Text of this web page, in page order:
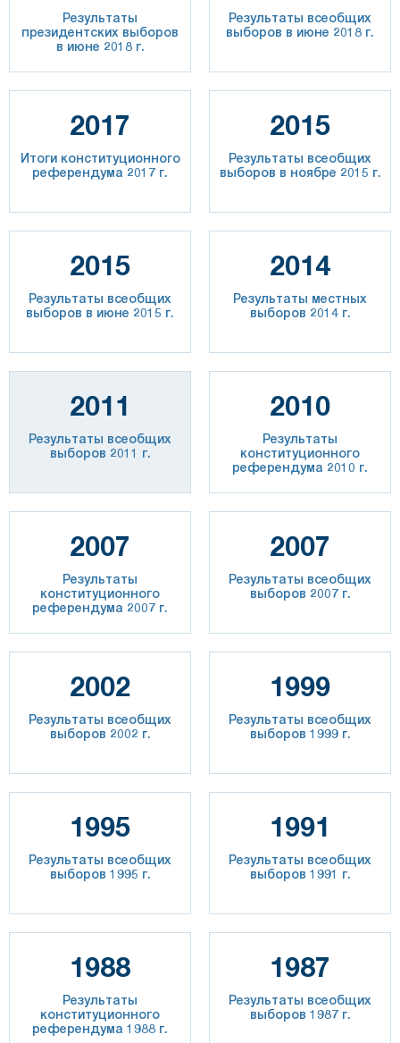
Результаты
президентских выборов
в июне 2018 г.
Результаты всеобщих
выборов в июне 2018 г.
2017
Итоги конституционного
референдума 2017 г.
2015
Результаты всеобщих
выборов в ноябре 2015 г.
2015
Результаты всеобщих
выборов в июне 2015 г.
2014
Результаты местных
выборов 2014 г.
2011
Результаты всеобщих
выборов 2011 г.
2010
Результаты
конституционного
референдума 2010 г.
2007
Результаты
конституционного
референдума 2007 г.
2007
Результаты всеобщих
выборов 2007 г.
2002
Результаты всеобщих
выборов 2002 г.
1999
Результаты всеобщих
выборов 1999 г.
1995
Результаты всеобщих
выборов 1995 г.
1991
Результаты всеобщих
выборов 1991 г.
1988
Результаты
конституционного
референдума 1988 г.
1987
Результаты всеобщих
выборов 1987 г.